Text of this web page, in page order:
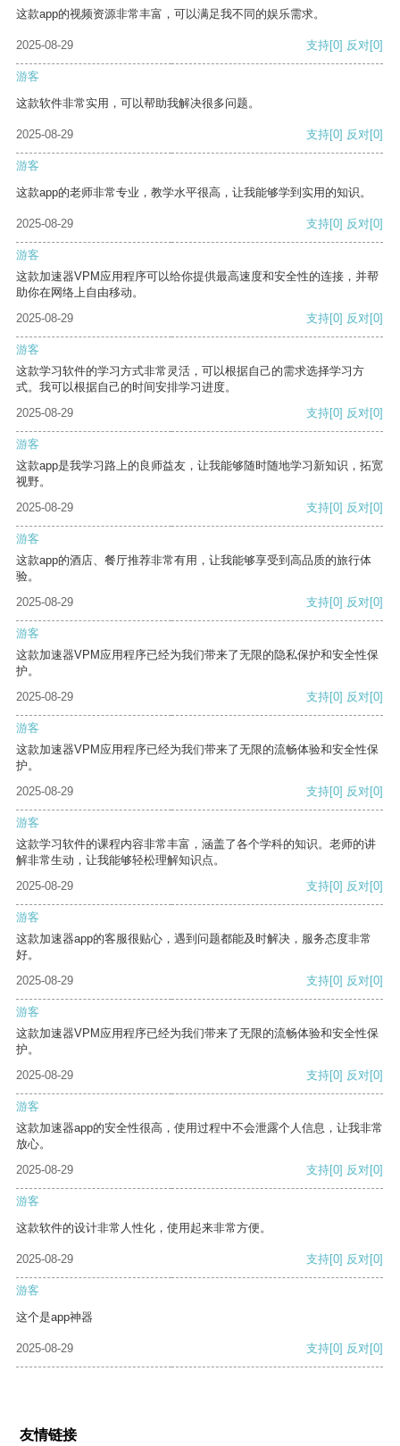
这款app的视频资源非常丰富，可以满足我不同的娱乐需求。
2025-08-29 支持[0] 反对[0]
游客
这款软件非常实用，可以帮助我解决很多问题。
2025-08-29 支持[0] 反对[0]
游客
这款app的老师非常专业，教学水平很高，让我能够学到实用的知识。
2025-08-29 支持[0] 反对[0]
游客
这款加速器VPM应用程序可以给你提供最高速度和安全性的连接，并帮
助你在网络上自由移动。
2025-08-29
支持[0] 反对[0]
游客
这款学习软件的学习方式非常灵活，可以根据自己的需求选择学习方
式。我可以根据自己的时间安排学习进度。
2025-08-29
支持[0] 反对[0]
游客
这款app是我学习路上的良师益友，让我能够随时随地学习新知识，拓宽
视野。
2025-08-29
支持[0] 反对[0]
游客
这款app的酒店、餐厅推荐非常有用，让我能够享受到高品质的旅行体
验。
2025-08-29
支持[0] 反对[0]
游客
这款加速器VPM应用程序已经为我们带来了无限的隐私保护和安全性保
护。
2025-08-29
支持[0] 反对[0]
游客
这款加速器VPM应用程序已经为我们带来了无限的流畅体验和安全性保
护。
2025-08-29
支持[0] 反对[0]
游客
这款学习软件的课程内容非常丰富，涵盖了各个学科的知识。老师的讲
解非常生动，让我能够轻松理解知识点。
2025-08-29
支持[0] 反对[0]
游客
这款加速器app的客服很贴心，遇到问题都能及时解决，服务态度非常
好。
2025-08-29
支持[0] 反对[0]
游客
这款加速器VPM应用程序已经为我们带来了无限的流畅体验和安全性保
护。
2025-08-29
支持[0] 反对[0]
游客
这款加速器app的安全性很高，使用过程中不会泄露个人信息，让我非常
放心。
2025-08-29
支持[0] 反对[0]
游客
这款软件的设计非常人性化，使用起来非常方便。
2025-08-29 支持[0] 反对[0]
游客
这个是app神器
2025-08-29 支持[0] 反对[0]
友情链接